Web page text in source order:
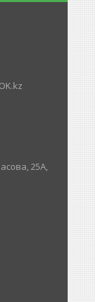
25А,